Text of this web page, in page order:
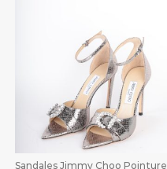
Sandales Jimmy Choo Pointure